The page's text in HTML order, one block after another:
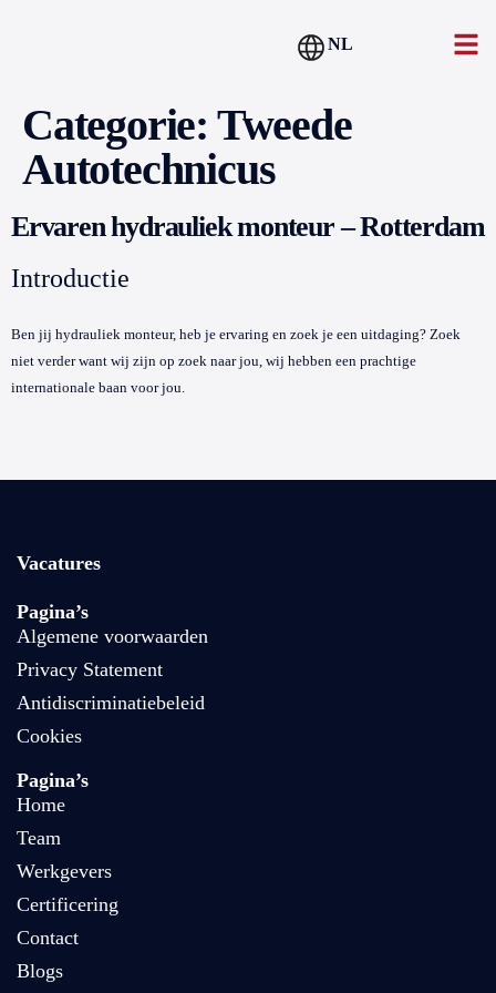
NL
Categorie: Tweede
Autotechnicus
Ervaren hydrauliek monteur – Rotterdam
Introductie
Ben jij hydrauliek monteur, heb je ervaring en zoek je een uitdaging? Zoek
niet verder want wij zijn op zoek naar jou, wij hebben een prachtige
internationale baan voor jou.
Vacatures
Pagina’s
Algemene voorwaarden
Privacy Statement
Antidiscriminatiebeleid
Cookies
Pagina’s
Home
Team
Werkgevers
Certificering
Contact
Blogs